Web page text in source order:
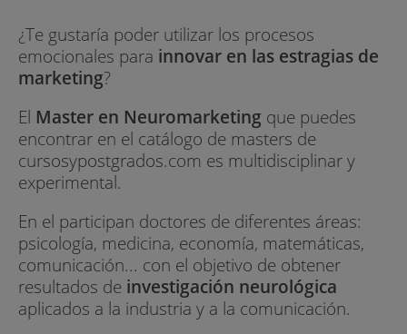
¿Te gustaría poder utilizar los procesos
emocionales para innovar en las estragias de
marketing?
El Master en Neuromarketing que puedes
encontrar en el catálogo de masters de
cursosypostgrados.com es multidisciplinar y
experimental.
En el participan doctores de diferentes áreas:
psicología, medicina, economía, matemáticas,
comunicación... con el objetivo de obtener
resultados de investigación neurológica
aplicados a la industria y a la comunicación.